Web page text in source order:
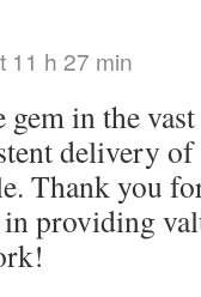
11 h 27 min
in the
delivery
Thank you
in providing